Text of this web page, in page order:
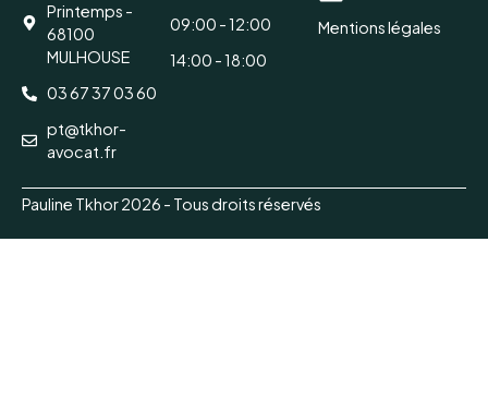
Printemps -
68100
MULHOUSE
03 67 37 03 60
pt@tkhor-
avocat.fr
09:00 - 12:00
14:00 - 18:00
Mentions légales
Pauline Tkhor 2026 - Tous droits réservés